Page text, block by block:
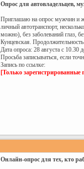
Опрос для автовладельцев,
Приглашаю на опрос мужчин и
личный автотранспорт,
можно), без заболеваний глаз,
Кунцевская.
Дата опроса: 28 августа с 10.30
Просьба записываться, если
Запись по ссылке:
[Только зарегистрированные
Онлайн-опрос для тех, кто